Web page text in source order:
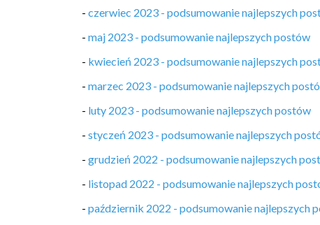
- czerwiec 2023 - podsumowanie najlepszych
- maj 2023 - podsumowanie najlepszych postów
- kwiecień 2023 - podsumowanie najlepszych
- marzec 2023 - podsumowanie najlepszych
- luty 2023 - podsumowanie najlepszych postów
- styczeń 2023 - podsumowanie najlepszych
- grudzień 2022 - podsumowanie najlepszych
- listopad 2022 - podsumowanie najlepszych
- październik 2022 - podsumowanie najlepszych